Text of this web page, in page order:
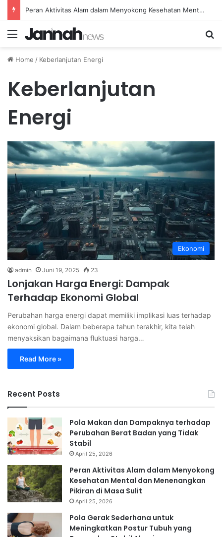
Peran Aktivitas Alam dalam Menyokong Kesehatan Mental dan Menenangkan Pikiran di Masa Sulit
Menu
Home / Keberlanjutan Energi
Keberlanjutan
Energi
Ekonomi
admin Juni 19, 2025 23
Lonjakan Harga Energi: Dampak
Terhadap Ekonomi Global
Perubahan harga energi dapat memiliki implikasi luas terhadap
ekonomi global. Dalam beberapa tahun terakhir, kita telah
menyaksikan bagaimana fluktuasi harga…
Read More »
Recent Posts
Pola Makan dan Dampaknya terhadap
Perubahan Berat Badan yang Tidak
Stabil
April 25, 2026
Peran Aktivitas Alam dalam Menyokong
Kesehatan Mental dan Menenangkan
Pikiran di Masa Sulit
April 25, 2026
Pola Gerak Sederhana untuk
Meningkatkan Postur Tubuh yang